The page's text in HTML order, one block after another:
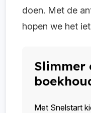
doen. Met de
hopen we het
Slimmer
Met Snelstart